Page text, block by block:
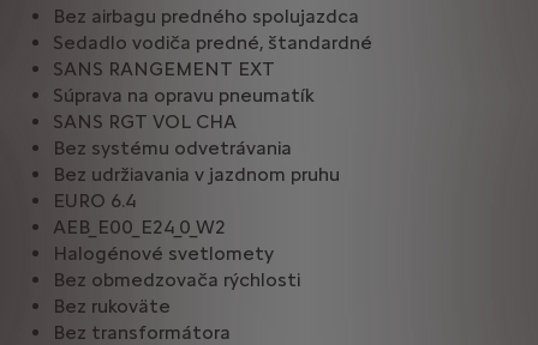
Bez airbagu predného spolujazdca
Sedadlo vodiča predné, štandardné
SANS RANGEMENT EXT
Súprava na opravu pneumatík
SANS RGT VOL CHA
Bez systému odvetrávania
Bez udržiavania v jazdnom pruhu
EURO 6.4
AEB_E00_E24_0_W2
Halogénové svetlomety
Bez obmedzovača rýchlosti
Bez rukoväte
Bez transformátora